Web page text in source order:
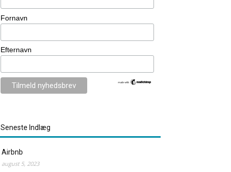
Fornavn
Efternavn
Seneste Indlæg
Airbnb
august 5, 2023